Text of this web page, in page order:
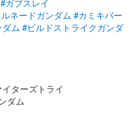
ネードガンダム #カミキバー
ム #ビルドストライクガンダ
イターズトライ
ダム